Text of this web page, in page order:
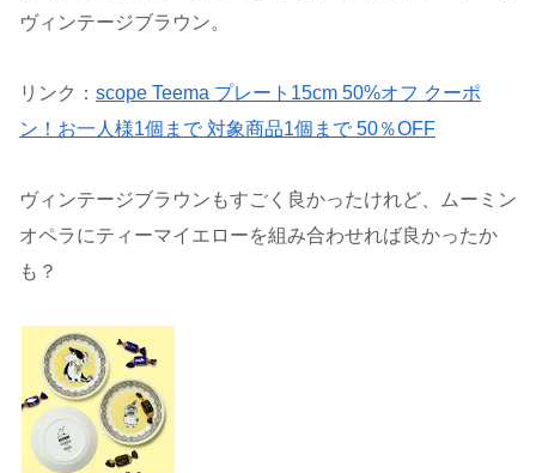
ヴィンテージブラウン。
リンク： scope Teema プレート15cm 50%オフ クーポ
ン！お一人様1個まで 対象商品1個まで 50％OFF
ヴィンテージブラウンもすごく良かったけれど、ムーミン
オペラにティーマイエローを組み合わせれば良かったか
も？